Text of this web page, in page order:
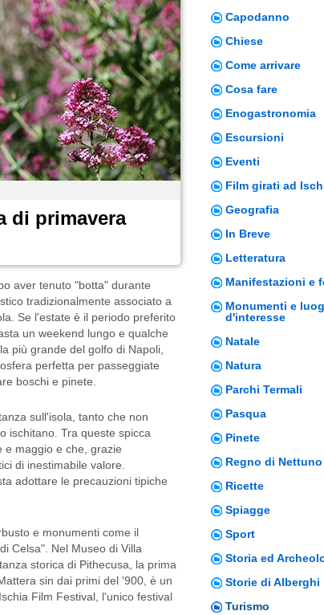
di primavera
aver tenuto "botta" durante
tradizionalmente associato a
Se l'estate è il periodo preferito
un weekend lungo e qualche
più grande del golfo di Napoli,
perfetta per passeggiate
boschi e pinete.
sull'isola, tanto che non
ischitano. Tra queste spicca
e maggio e che, grazie
di inestimabile valore.
adottare le precauzioni tipiche
e monumenti come il
Celsa". Nel Museo di Villa
storica di Pithecusa, la prima
sin dai primi del '900, è un
Film Festival, l'unico festival
Capodanno
Chiese
Come arrivare
Cosa fare
Enogastronomia
Escursioni
Eventi
Film girati ad
Geografia
In Breve
Letteratura
Manifestazioni e
Monumenti e
d'interesse
Natale
Natura
Parchi Termali
Pasqua
Pinete
Regno di Nettuno
Ricette
Spiagge
Sport
Storia ed
Storie di Alberghi
Turismo